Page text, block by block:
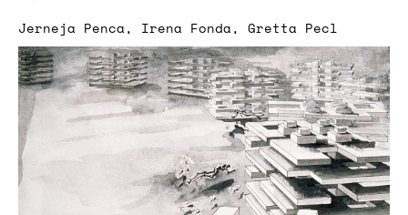
Jerneja Penca, Irena Fonda, Gretta Pecl